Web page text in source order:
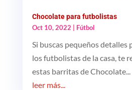
Chocolate para futbolistas
Oct 10, 2022 | Fútbol
Si buscas pequeños detalles
los futbolistas de la casa, te
estas barritas de Chocolate...
leer más...